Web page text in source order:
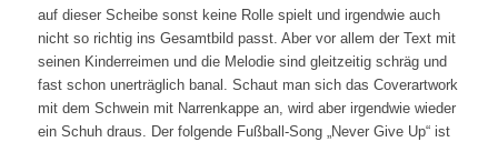
auf dieser Scheibe sonst keine Rolle spielt und irgendwie auch
nicht so richtig ins Gesamtbild passt. Aber vor allem der Text mit
seinen Kinderreimen und die Melodie sind gleitzeitig schräg und
fast schon unerträglich banal. Schaut man sich das Coverartwork
mit dem Schwein mit Narrenkappe an, wird aber irgendwie wieder
ein Schuh draus. Der folgende Fußball-Song „Never Give Up“ ist